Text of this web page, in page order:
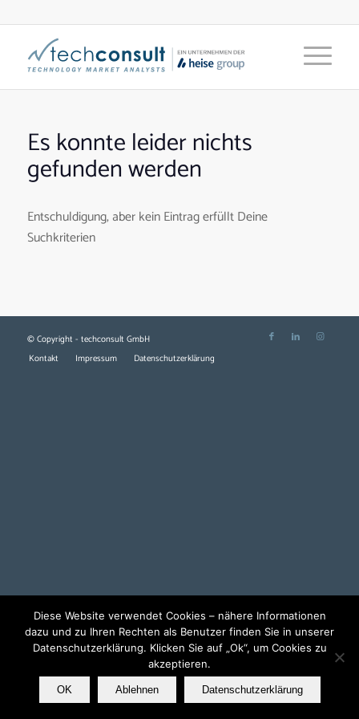
Es konnte leider nichts
gefunden werden
Entschuldigung, aber kein Eintrag erfüllt Deine
Suchkriterien
© Copyright - techconsult GmbH
Kontakt
Impressum Datenschutzerklärung
Diese Website verwendet Cookies – nähere Informationen
dazu und zu Ihren Rechten als Benutzer finden Sie in unserer
Datenschutzerklärung. Klicken Sie auf „Ok“, um Cookies zu
akzeptieren.
OK Ablehnen Datenschutzerklärung